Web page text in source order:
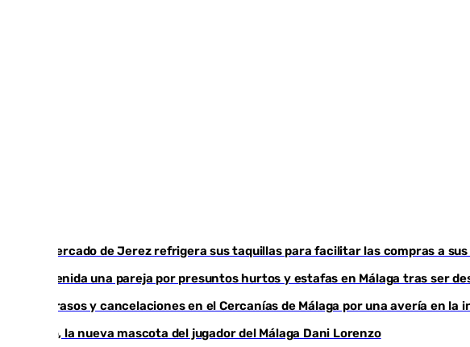
El mercado de Jerez refrigera sus taquillas para facilitar las compras a
Detenida una pareja por presuntos hurtos y estafas en Málaga tras ser
Retrasos y cancelaciones en el Cercanías de Málaga por una avería en
Isco, la nueva mascota del jugador del Málaga Dani Lorenzo